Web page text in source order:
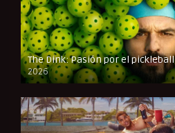
The Dink: Pasión por el pickleball
2026
FULL HD